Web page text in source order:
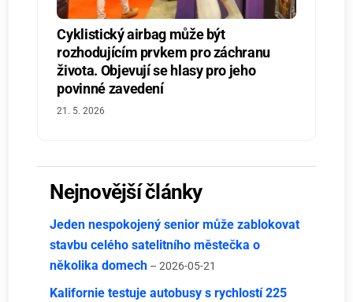
Cyklistický airbag může být
rozhodujícím prvkem pro záchranu
života. Objevují se hlasy pro jeho
povinné zavedení
21. 5. 2026
Nejnovější články
Jeden nespokojený senior může zablokovat
stavbu celého satelitního městečka o
několika domech – 2026-05-21
Kalifornie testuje autobusy s rychlostí 225